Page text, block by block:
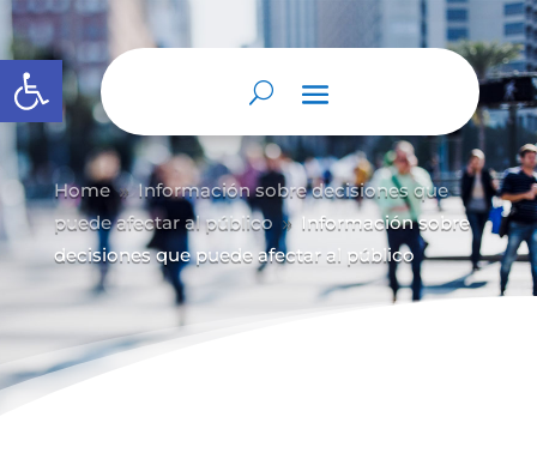
Abrir barra de herramientas
Home 9 Información sobre decisiones que
puede afectar al público 9 Información sobre
decisiones que puede afectar al público